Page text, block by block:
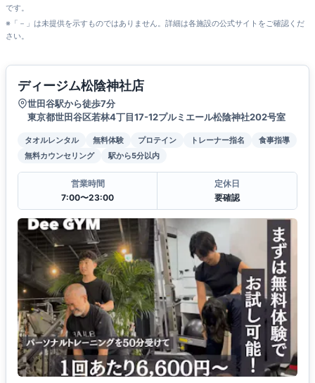
です。
※「－」は未提供を示すものではありません。詳細は各施設の公式サイトをご確認くだ
さい。
ディージム松陰神社店
世田谷駅から徒歩7分
東京都世田谷区若林4丁目17-12プルミエール松陰神社202号室​
タオルレンタル 無料体験 プロテイン トレーナー指名
食事指導
無料カウンセリング
駅から5分以内
営業時間
7:00〜23:00
定休日
要確認